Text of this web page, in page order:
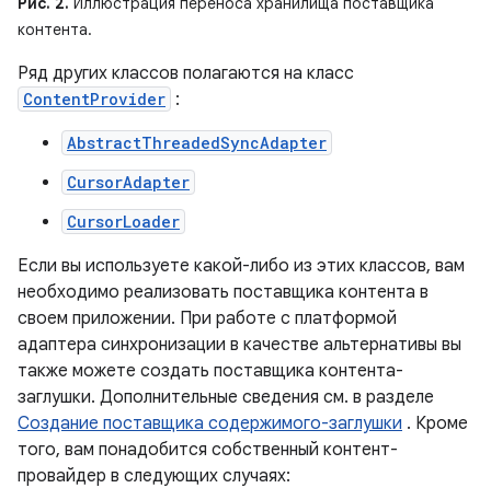
контента.
Ряд других классов полагаются на класс
ContentProvider :
AbstractThreadedSyncAdapter
CursorAdapter
CursorLoader
Если вы используете какой-либо из этих классов, вам
необходимо реализовать поставщика контента в
своем приложении. При работе с платформой
адаптера синхронизации в качестве альтернативы вы
также можете создать поставщика контента-
заглушки. Дополнительные сведения см. в разделе
Создание поставщика содержимого-заглушки . Кроме
того, вам понадобится собственный контент-
провайдер в следующих случаях: